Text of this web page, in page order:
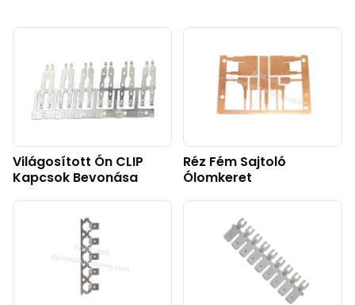
Világosított Ón CLIP
Kapcsok Bevonása
Réz Fém Sajtoló
Ólomkeret